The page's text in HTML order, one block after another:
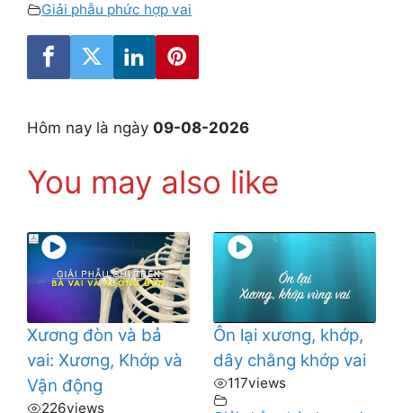
Giải phẫu phức hợp vai
Hôm nay là ngày 09-08-2026
You may also like
Xương đòn và bả
vai: Xương, Khớp và
Vận động
226views
Ôn lại xương, khớp,
dây chằng khớp vai
117views